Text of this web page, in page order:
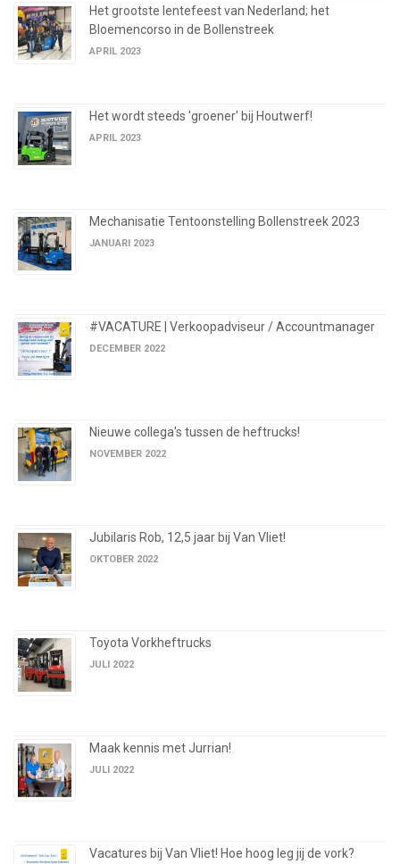
Het grootste lentefeest van Nederland; het
Bloemencorso in de Bollenstreek
APRIL 2023
Het wordt steeds 'groener' bij Houtwerf!
APRIL 2023
Mechanisatie Tentoonstelling Bollenstreek 2023
JANUARI 2023
#VACATURE | Verkoopadviseur / Accountmanager
DECEMBER 2022
Nieuwe collega's tussen de heftrucks!
NOVEMBER 2022
Jubilaris Rob, 12,5 jaar bij Van Vliet!
OKTOBER 2022
Toyota Vorkheftrucks
JULI 2022
Maak kennis met Jurrian!
JULI 2022
Vacatures bij Van Vliet! Hoe hoog leg jij de vork?